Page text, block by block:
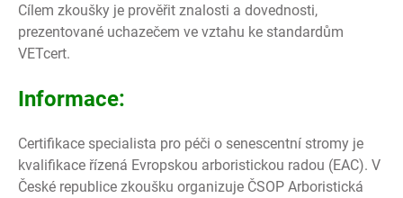
Cílem zkoušky je prověřit znalosti a dovednosti,
prezentované uchazečem ve vztahu ke standardům
VETcert.
Informace:
Certifikace specialista pro péči o senescentní stromy je
kvalifikace řízená Evropskou arboristickou radou (EAC). V
České republice zkoušku organizuje ČSOP Arboristická